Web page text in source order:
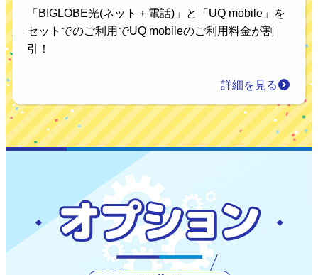
「BIGLOBE光(ネット＋電話)」と「UQ mobile」を
セットでのご利用でUQ mobileのご利用料金が割
引！
詳細を見る